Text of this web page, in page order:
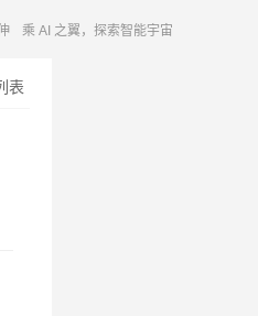
乘 AI 之翼，探索智能宇宙
表